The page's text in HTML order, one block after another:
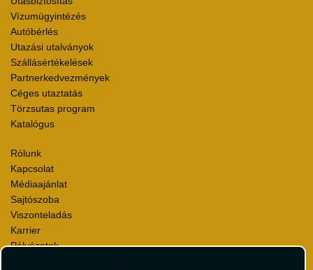
Vízumügyintézés
Autóbérlés
Utazási utalványok
Szállásértékelések
Partnerkedvezmények
Céges utaztatás
Törzsutas program
Katalógus
Rólunk
Kapcsolat
Médiaajánlat
Sajtószoba
Viszonteladás
Karrier
Pályázatok